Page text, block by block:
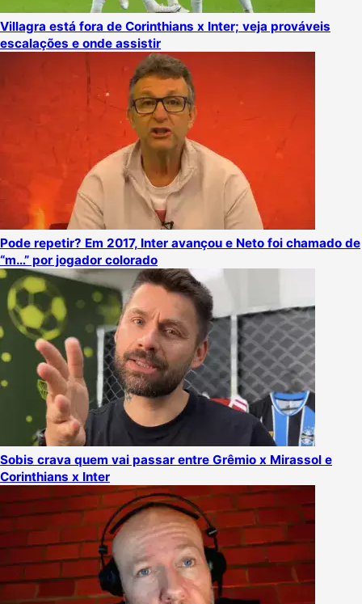
Villagra está fora de Corinthians x Inter; veja prováveis
escalações e onde assistir
Pode repetir? Em 2017, Inter avançou e Neto foi chamado de
“m…” por jogador colorado
Sobis crava quem vai passar entre Grêmio x Mirassol e
Corinthians x Inter